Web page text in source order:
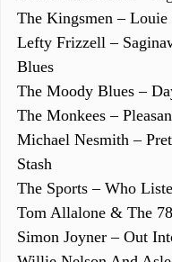
The Kingsmen –
Lefty Frizzell –
Blues
The Moody Blues –
The Monkees –
Michael Nesmith –
Stash
The Sports – Who
Tom Allalone & The
Simon Joyner – Out